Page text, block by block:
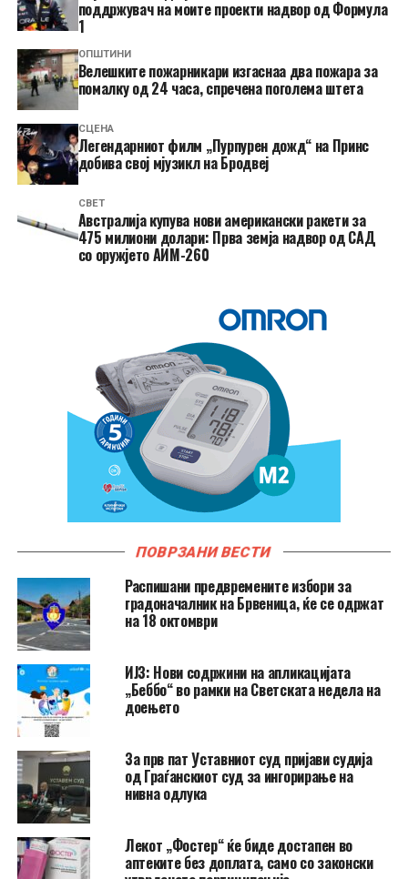
поддржувач на моите проекти надвор од Формула
1
ОПШТИНИ
Велешките пожарникари изгаснаа два пожара за
помалку од 24 часа, спречена поголема штета
СЦЕНА
Легендарниот филм „Пурпурен дожд“ на Принс
добива свој мјузикл на Бродвеј
СВЕТ
Австралија купува нови американски ракети за
475 милиони долари: Прва земја надвор од САД
со оружјето АИМ-260
ПОВРЗАНИ ВЕСТИ
Распишани предвремените избори за
градоначалник на Брвеница, ќе се одржат
на 18 октомври
ИЈЗ: Нови содржини на апликацијата
„Беббо“ во рамки на Светската недела на
доењето
За прв пат Уставниот суд пријави судија
од Граѓанскиот суд за ингорирање на
нивна одлука
Лекот „Фостер“ ќе биде достапен во
аптеките без доплата, само со законски